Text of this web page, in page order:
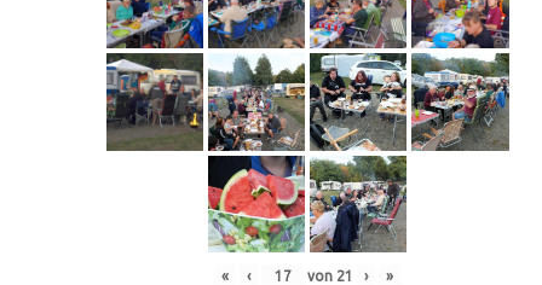
« ‹ von 21 › »